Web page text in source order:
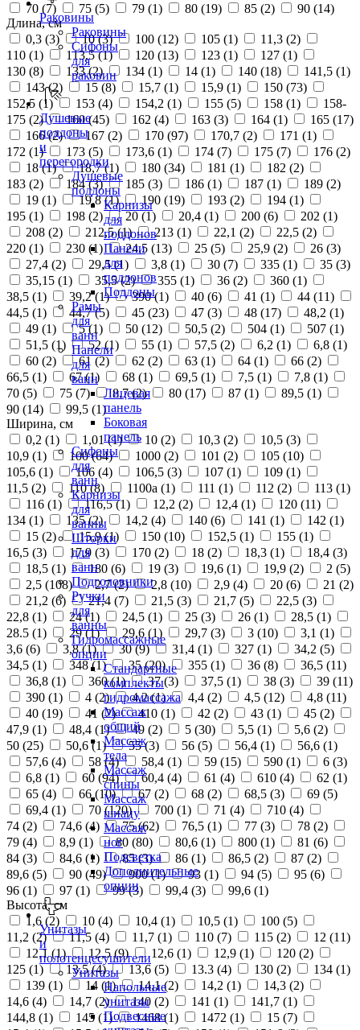
Раковины
Раковины
Сифоны
для
раковин
Душевые
поддоны
и
перегородки
Душевые
поддоны
Карнизы
для
поддонов
Панели
для
поддонов
Поддоны
Рамы
для
ванн
Панели
для
ванн
Лицевая
панель
Боковая
панель
Сифоны
для
ванн
Карнизы
для
ванны
Шторки
для
ванн
Подголовники
Ручки
для
ванны
Гидромассажные
опции
Стандартные
комплекты
гидромассажа
Массаж
общий
Массаж
тела
Массаж
спины
Массаж
шиацу
Массаж
ног
Подсветка
Дополнительные
опции
Унитазы
и
полотенцесушители
Унитазы
Напольные
унитазы
Подвесные
70 (7) 75 (5) 79 (1) 80 (19) 85 (2) 90 (14)
Длина, см
0,3 (3) 10 (3) 100 (12) 105 (1) 11,3 (2)
110 (1) 113,5 (1) 120 (13) 123 (1) 127 (1)
130 (8) 133 (2) 134 (1) 14 (1) 140 (18) 141,5 (1)
143 (2) 15 (8) 15,7 (1) 15,9 (1) 150 (73)
152,5 (1) 153 (4) 154,2 (1) 155 (5) 158 (1)
158-
175 (2) 160 (45) 162 (4) 163 (3) 164 (1) 165 (17)
166 (2) 167 (2) 170 (97) 170,7 (2) 171 (1)
172 (1) 173 (5) 173,6 (1) 174 (7) 175 (7) 176 (2)
18 (1) 18,7 (1) 180 (34) 181 (1) 182 (2)
183 (2) 184 (3) 185 (3) 186 (1) 187 (1) 189 (2)
19 (1) 19,8 (1) 190 (19) 193 (2) 194 (1)
195 (1) 198 (2) 20 (1) 20,4 (1) 200 (6) 202 (1)
208 (2) 212,5 (1) 213 (1) 22,1 (2) 22,5 (2)
220 (1) 230 (1) 24,5 (13) 25 (5) 25,9 (2) 26 (3)
27,4 (2) 29,5 (1) 3,8 (1) 30 (7) 335 (1) 35 (3)
35,15 (1) 35,5 (2) 355 (1) 36 (2) 360 (1)
38,5 (1) 39,2 (1) 390 (1) 40 (6) 41 (1) 44 (11)
44,5 (1) 44,7 (5) 45 (23) 47 (3) 48 (17) 48,2 (1)
49 (1) 5 (1) 50 (12) 50,5 (2) 504 (1) 507 (1)
51,5 (1) 52 (1) 55 (1) 57,5 (2) 6,2 (1) 6,8 (1)
60 (2) 61 (2) 62 (2) 63 (1) 64 (1) 66 (2)
66,5 (1) 67 (1) 68 (1) 69,5 (1) 7,5 (1) 7,8 (1)
70 (5) 75 (7) 8,7 (2) 80 (17) 87 (1) 89,5 (1)
90 (14) 99,5 (1)
Ширина, см
0,2 (1) 1,01 (1) 10 (2) 10,3 (2) 10,5 (3)
10,9 (1) 100 (64) 1000 (2) 101 (2) 105 (10)
105,6 (1) 106 (4) 106,5 (3) 107 (1) 109 (1)
11,5 (2) 110 (8) 1100а (1) 111 (1) 112 (2) 113 (1)
116 (1) 116,5 (1) 12,2 (2) 12,4 (1) 120 (11)
134 (1) 135 (2) 14,2 (4) 140 (6) 141 (1) 142 (1)
15 (2) 15,9 (1) 150 (10) 152,5 (1) 155 (1)
16,5 (3) 17,9 (3) 170 (2) 18 (2) 18,3 (1) 18,4 (3)
18,5 (1) 180 (6) 19 (3) 19,6 (1) 19,9 (2) 2 (5)
2,5 (108) 2,7 (2) 2,8 (10) 2,9 (4) 20 (6) 21 (2)
21,2 (6) 21,4 (7) 21,5 (3) 21,7 (5) 22,5 (3)
22,8 (1) 24 (1) 24,5 (1) 25 (3) 26 (1) 28,5 (1)
28.5 (1) 29 (1) 29,6 (1) 29,7 (3) 3 (10) 3,1 (1)
3,6 (6) 3,8 (1) 30 (9) 31,4 (1) 327 (1) 34,2 (5)
34,5 (1) 348 (1) 35 (20) 355 (1) 36 (8) 36,5 (11)
36,8 (1) 360 (1) 37 (3) 37,5 (1) 38 (3) 39 (11)
390 (1) 4 (2) 4,2 (1) 4,4 (2) 4,5 (12) 4,8 (11)
40 (19) 41 (2) 410 (1) 42 (2) 43 (1) 45 (2)
47,9 (1) 48,4 (1) 49 (2) 5 (30) 5,5 (1) 5,6 (2)
50 (25) 50,6 (1) 55 (3) 56 (5) 56,4 (1) 56,6 (1)
57,6 (4) 58 (4) 58,4 (1) 59 (15) 590 (1) 6 (3)
6,8 (1) 60 (94) 60,4 (4) 61 (4) 610 (4) 62 (1)
65 (4) 66 (10) 67 (2) 68 (2) 68,5 (3) 69 (5)
69,4 (1) 70 (120) 700 (1) 71 (4) 710 (4)
74 (2) 74,6 (4) 75 (62) 76,5 (1) 77 (3) 78 (2)
79 (4) 8,9 (1) 80 (80) 80,6 (1) 800 (1) 81 (6)
84 (3) 84,6 (1) 85 (3) 86 (1) 86,5 (2) 87 (2)
89,6 (5) 90 (49) 900 (1) 93 (1) 94 (5) 95 (6)
96 (1) 97 (1) 99 (3) 99,4 (3) 99,6 (1)
Высота, см
1,6 (2) 10 (4) 10,4 (1) 10,5 (1) 100 (5)
11,2 (2) 11,5 (4) 11,7 (1) 110 (7) 115 (2) 12 (11)
12,1 (1) 12,5 (9) 12,6 (1) 12,9 (1) 120 (2)
125 (1) 13,5 (4) 13,6 (5) 13.3 (4) 130 (2) 134 (1)
139 (1) 14 (1) 14,1 (2) 14,2 (1) 14,3 (2)
14,6 (4) 14,7 (2) 140 (2) 141 (1) 141,7 (1)
144,8 (1) 145 (1) 1468 (1) 1472 (1) 15 (7)